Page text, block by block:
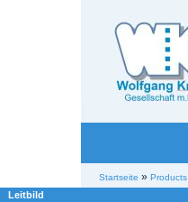
Sektionen
Benutzerspezifische
Werkzeuge
Startseite » Products
Leitbild